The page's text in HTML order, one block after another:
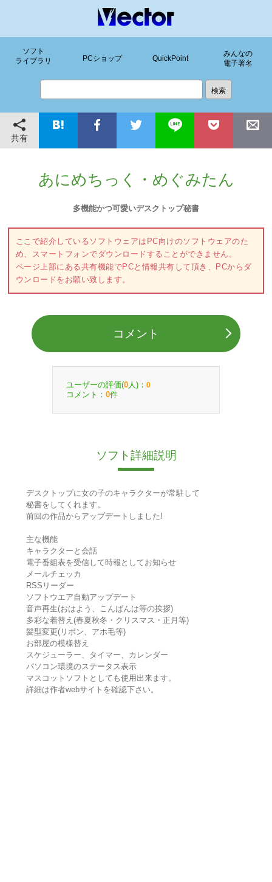
ソフト
ライブラリ
PCショップ QuickPoint
みんなの
電子署名
共有
あにめちっく・めぐみたん
多機能かつ可愛いデスクトップ秘書
ここで紹介しているソフトウェアはPC向けのソフトウェアのた
め、スマートフォンでダウンロードすることができません。
ページ上部にある共有機能でPCと情報共有して頂き、PCからダ
ウンロードをお願い致します。
コメント
ユーザーの評価(0 人)： 0
コメント： 0件
ソフト詳細説明
デスクトップに女の子のキャラクターが常駐して
秘書をしてくれます。
前回の作品からアップデートしました!
主な機能
キャラクターと会話
電子番組表を受信して時報としてお知らせ
メールチェッカ
RSSリーダー
ソフトウエア自動アップデート
音声再生(おはよう、こんばんは等の挨拶)
多彩な着替え(春夏秋冬・クリスマス・正月等)
髪型変更(リボン、アホ毛等)
お部屋の模様替え
スケジューラー、タイマー、カレンダー
パソコン環境のステータス表示
マスコットソフトとしても使用出来ます。
詳細は作者webサイトを確認下さい。